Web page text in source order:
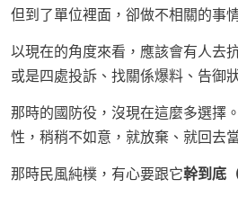
但到了單位裡面，卻做不相關的事
以現在的角度來看，應該會有人去
或是四處投訴、找關係爆料、告御
那時的國防役，沒現在這麼多選擇
性，稍稍不如意，就放棄、就回去
那時民風純樸，有心要跟它幹到底